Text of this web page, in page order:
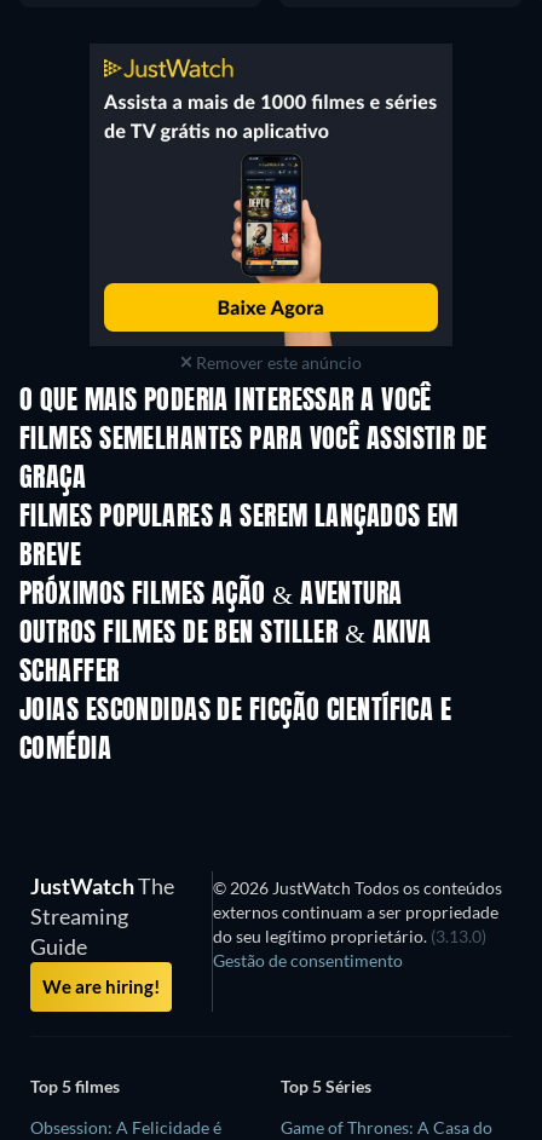
Remover este anúncio
O QUE MAIS PODERIA INTERESSAR A VOCÊ
FILMES SEMELHANTES PARA VOCÊ ASSISTIR DE
GRAÇA
FILMES POPULARES A SEREM LANÇADOS EM
BREVE
PRÓXIMOS FILMES AÇÃO & AVENTURA
OUTROS FILMES DE BEN STILLER & AKIVA
SCHAFFER
JOIAS ESCONDIDAS DE FICÇÃO CIENTÍFICA E
COMÉDIA
JustWatchThe
Streaming
Guide
We are hiring!
© 2026 JustWatch Todos os conteúdos
externos continuam a ser propriedade
do seu legítimo proprietário. (3.13.0)
Gestão de consentimento
Top 5 filmes
Obsession: A Felicidade é
Top 5 Séries
Game of Thrones: A Casa do